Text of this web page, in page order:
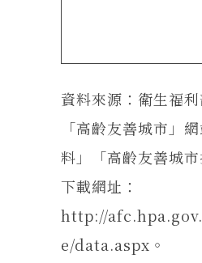
資料來源：衛生福
「高齡友善城市」
料」「高齡友善城市
下載網址：
http://
e/data.aspx。